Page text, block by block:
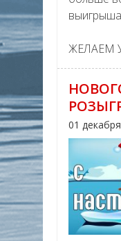
ЖЕЛАЕМ
01